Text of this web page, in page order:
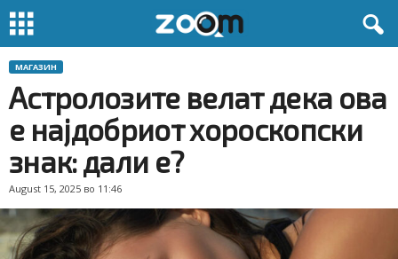
МАГАЗИН
Астролозите велат дека ова
е најдобриот хороскопски
знак: дали е?
August 15, 2025 во 11:46